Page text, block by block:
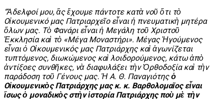
“Ἀδελφοί μου, ἂς ἔχουμε πάντοτε κατὰ νοῦ ὅτι τὸ
Οἰκουμενικό μας Πατριαρχεῖο εἶναι ἡ πνευματικὴ μητέρα
ὅλων μας. Τὸ Φανάρι εἶναι ἡ Μεγάλη τοῦ Χριστοῦ
Ἐκκλησία καὶ τὸ «Μέγα Μοναστήρι». Μέγας Ἡγούμενος
εἶναι ὁ Οἰκουμενικός μας Πατριάρχης καὶ ἁγωνίζεται
τυπτόμενος, διωκώμενος καὶ λοιδορούμενος, κάτω ἀπὸ
ἀντίξοες συνθῆκες, νὰ διαφυλάξει τὴν Ὀρθοδοξία καὶ τὴν
παράδοση τοῦ Γένους μας. Ἡ Α. Θ. Παναγιότηςὁ
Οἰκουμενικὸς Πατριάρχης μας κ. κ. Βαρθολομαῖος εἶναι
ἴσως ὁ μοναδικὸς στὴν ἱστορία Πατριάρχης ποὺ μὲ τὴν